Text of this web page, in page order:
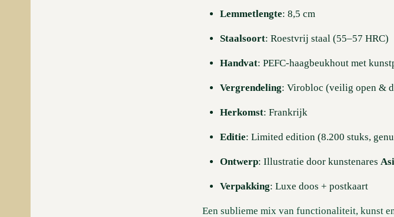
Lemmetlengte: 8,5 cm
Staalsoort: Roestvrij staal (55–57 HRC)
Handvat: PEFC-haagbeukhout met
Vergrendeling: Virobloc (veilig open &
Herkomst: Frankrijk
Editie: Limited edition (8.200 stuks,
Ontwerp: Illustratie door kunstenares
Verpakking: Luxe doos + postkaart
Een sublieme mix van functionaliteit, kunst